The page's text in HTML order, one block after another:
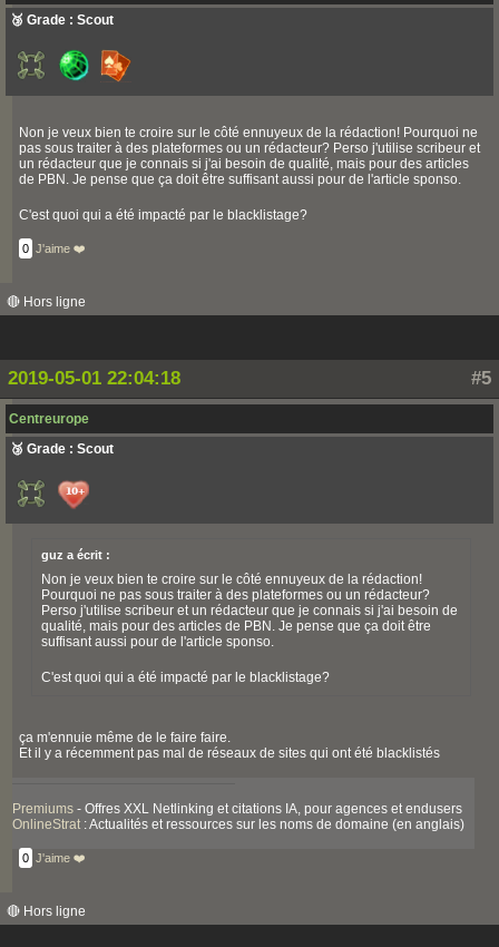
🥉 Grade : Scout
Non je veux bien te croire sur le côté ennuyeux de la rédaction! Pourquoi ne
pas sous traiter à des plateformes ou un rédacteur? Perso j'utilise scribeur et
un rédacteur que je connais si j'ai besoin de qualité, mais pour des articles
de PBN. Je pense que ça doit être suffisant aussi pour de l'article sponso.
C'est quoi qui a été impacté par le blacklistage?
0 J'aime ❤️
🔴 Hors ligne
#5
2019-05-01 22:04:18
Centreurope
🥉 Grade : Scout
guz a écrit :
Non je veux bien te croire sur le côté ennuyeux de la rédaction!
Pourquoi ne pas sous traiter à des plateformes ou un rédacteur?
Perso j'utilise scribeur et un rédacteur que je connais si j'ai besoin de
qualité, mais pour des articles de PBN. Je pense que ça doit être
suffisant aussi pour de l'article sponso.
C'est quoi qui a été impacté par le blacklistage?
ça m'ennuie même de le faire faire.
Et il y a récemment pas mal de réseaux de sites qui ont été blacklistés
Premiums - Offres XXL Netlinking et citations IA, pour agences et endusers
OnlineStrat : Actualités et ressources sur les noms de domaine (en anglais)
0 J'aime ❤️
🔴 Hors ligne